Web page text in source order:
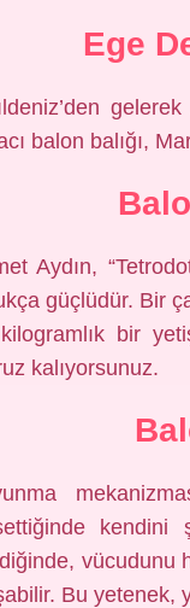
Ege
balon balığı,
Aydın,
güçlüdür. Bir
bir
kalıyorsunuz.
kendini
vücudunu
Bu yetenek,